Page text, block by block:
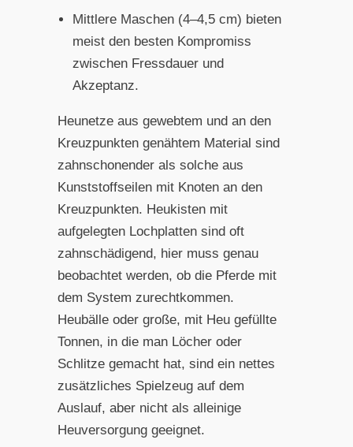
Mittlere Maschen (4–4,5 cm) bieten
meist den besten Kompromiss
zwischen Fressdauer und
Akzeptanz.
Heunetze aus gewebtem und an den
Kreuzpunkten genähtem Material sind
zahnschonender als solche aus
Kunststoffseilen mit Knoten an den
Kreuzpunkten. Heukisten mit
aufgelegten Lochplatten sind oft
zahnschädigend, hier muss genau
beobachtet werden, ob die Pferde mit
dem System zurechtkommen.
Heubälle oder große, mit Heu gefüllte
Tonnen, in die man Löcher oder
Schlitze gemacht hat, sind ein nettes
zusätzliches Spielzeug auf dem
Auslauf, aber nicht als alleinige
Heuversorgung geeignet.